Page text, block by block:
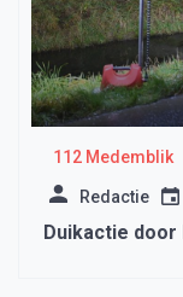
112 Medemblik
Redactie
Duikactie door